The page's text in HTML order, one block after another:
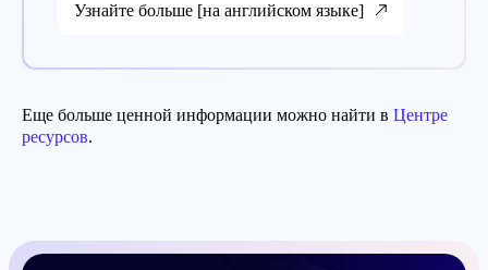
Узнайте больше [на английском языке]
Еще больше ценной информации можно найти в Центре
ресурсов.